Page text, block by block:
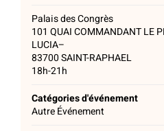
Palais des Congrès
101 QUAI COMMANDANT LE
LUCIA–
83700SAINT-RAPHAEL
18h-21h
Catégories d'événement
Autre Événement